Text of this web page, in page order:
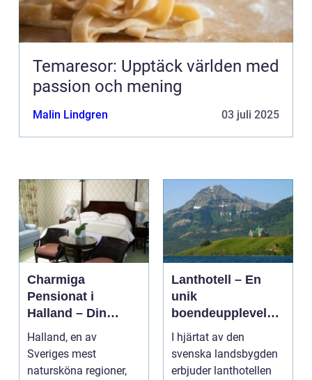
Temaresor: Upptäck världen med
passion och mening
Malin Lindgren 03 juli 2025
Charmiga
Pensionat i
Halland – Din
Guide till Ett
Bekymmersfritt
Getaway
Halland, en av
Sveriges mest
natursköna regioner,
Lanthotell – En
unik
boendeupplevelse
i harmoni med
naturen
I hjärtat av den
svenska landsbygden
erbjuder lanthotellen